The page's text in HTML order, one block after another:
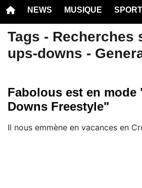
NEWS MUSIQUE SPORT
Tags - Recherches
ups-downs -
Fabolous est en mode
Downs Freestyle"
Il nous emmène en vacances en